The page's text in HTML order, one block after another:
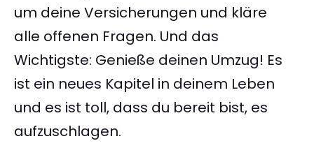
um deine Versicherungen und kläre
alle offenen Fragen. Und das
Wichtigste: Genieße deinen Umzug! Es
ist ein neues Kapitel in deinem Leben
und es ist toll, dass du bereit bist, es
aufzuschlagen.